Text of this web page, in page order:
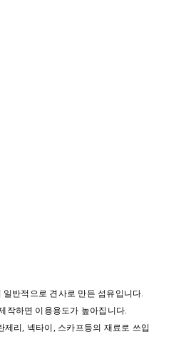
반적으로 견사로 만든 섬유입니다.
작하면 이용용도가 높아집니다.
리, 넥타이, 스카프등의 재료로 쓰입